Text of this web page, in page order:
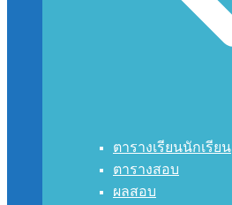
ตารางเรียนนักเรียน
ตารางสอบ
ผลสอบ